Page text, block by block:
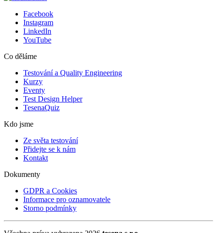
Facebook
Instagram
LinkedIn
YouTube
Co děláme
Testování a Quality Engineering
Kurzy
Eventy
Test Design Helper
TesenaQuiz
Kdo jsme
Ze světa testování
Přidejte se k nám
Kontakt
Dokumenty
GDPR a Cookies
Informace pro oznamovatele
Storno podmínky